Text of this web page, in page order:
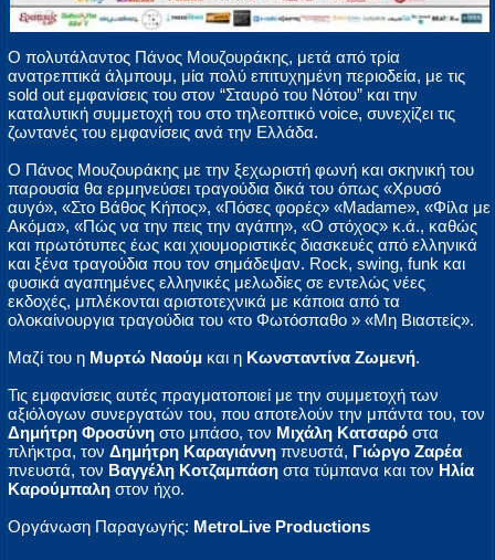
Ο πολυτάλαντος Πάνος Μουζουράκης, μετά από τρία
ανατρεπτικά άλμπουμ, μία πολύ επιτυχημένη περιοδεία, με τις
sold out εμφανίσεις του στον “Σταυρό του Νότου” και την
καταλυτική συμμετοχή του στο τηλεοπτικό voice, συνεχίζει τις
ζωντανές του εμφανίσεις ανά την Ελλάδα.
Ο Πάνος Μουζουράκης με την ξεχωριστή φωνή και σκηνική του
παρουσία θα ερμηνεύσει τραγούδια δικά του όπως «Χρυσό
αυγό», «Στο Βάθος Κήπος», «Πόσες φορές» «Madame», «Φίλα με
Ακόμα», «Πώς να την πεις την αγάπη», «Ο στόχος» κ.ά., καθώς
και πρωτότυπες έως και χιουμοριστικές διασκευές από ελληνικά
και ξένα τραγούδια που τον σημάδεψαν. Rock, swing, funk και
φυσικά αγαπημένες ελληνικές μελωδίες σε εντελώς νέες
εκδοχές, μπλέκονται αριστοτεχνικά με κάποια από τα
ολοκαίνουργια τραγούδια του «το Φωτόσπαθο » «Μη Βιαστείς».
Μαζί του η Μυρτώ Ναούμ και η Κωνσταντίνα Ζωμενή.
Τις εμφανίσεις αυτές πραγματοποιεί με την συμμετοχή των
αξιόλογων συνεργατών του, που αποτελούν την μπάντα του, τον
Δημήτρη Φροσύνη στο μπάσο, τον Μιχάλη Κατσαρό στα
πλήκτρα, τον Δημήτρη Καραγιάννη πνευστά, Γιώργο Ζαρέα
πνευστά, τον Βαγγέλη Κοτζαμπάση στα τύμπανα και τον Ηλία
Καρούμπαλη στον ήχο.
Οργάνωση Παραγωγής: MetroLive Productions